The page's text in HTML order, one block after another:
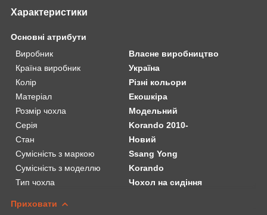
Характеристики
Основні атрибути
Виробник
Власне виробництво
Країна виробник
Україна
Колір
Різні кольори
Матеріал
Екошкіра
Розмір чохла
Модельний
Серія
Korando 2010-
Стан
Новий
Сумісність з маркою
Ssang Yong
Сумісність з моделлю
Korando
Тип чохла
Чохол на сидіння
Приховати